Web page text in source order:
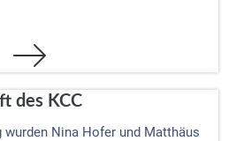
des KCC
Nina Hofer und Matthäus